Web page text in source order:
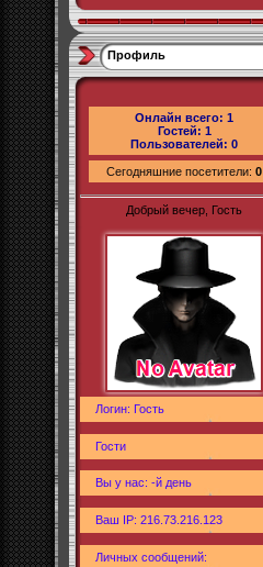
Профиль
Онлайн всего: 1
Гостей: 1
Пользователей: 0
Сегодняшние посетители: 0
Добрый вечер, Гость
Логин: Гость
Гости
Вы у нас: -й день
Ваш IP: 216.73.216.123
Личных сообщений: